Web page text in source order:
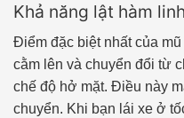
Khả năng lật hàm
Điểm đặc biệt nhất của
cằm lên và chuyển đổi từ
chế độ hở mặt. Điều này
chuyển. Khi bạn lái xe ở